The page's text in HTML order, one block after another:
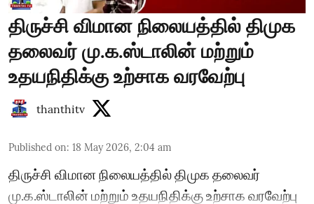
திருச்சி விமான நிலையத்தில் திமுக
தலைவர் மு.க.ஸ்டாலின் மற்றும்
உதயநிதிக்கு உற்சாக வரவேற்பு
thanthitv
Published on: 18 May 2026, 2:04 am
திருச்சி விமான நிலையத்தில் திமுக தலைவர்
மு.க.ஸ்டாலின் மற்றும் உதயநிதிக்கு உற்சாக வரவேற்பு